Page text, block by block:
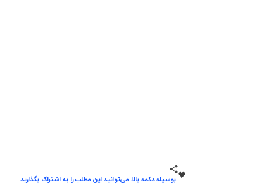
بوسیله دکمه بالا می‌توانید این مطلب را به اشتراک بگذارید